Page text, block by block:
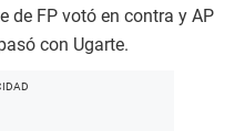
de FP votó en contra y AP
con Ugarte.